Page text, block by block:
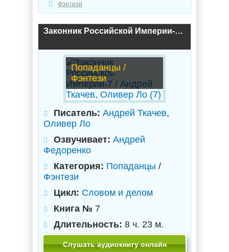
Фэнтези
Законник Российской Империи-7 / Андрей Ткачев, Оливер Ло (7)
Попаданцы /
Фэнтези
Писатель: Андрей Ткачев,
Оливер Ло
Озвучивает: Андрей
Федоренко
Категория: Попаданцы /
Фэнтези
Цикл: Словом и делом
Книга № 7
Длительность: 8 ч. 23 м.
Слушать аудиокнигу онлайн